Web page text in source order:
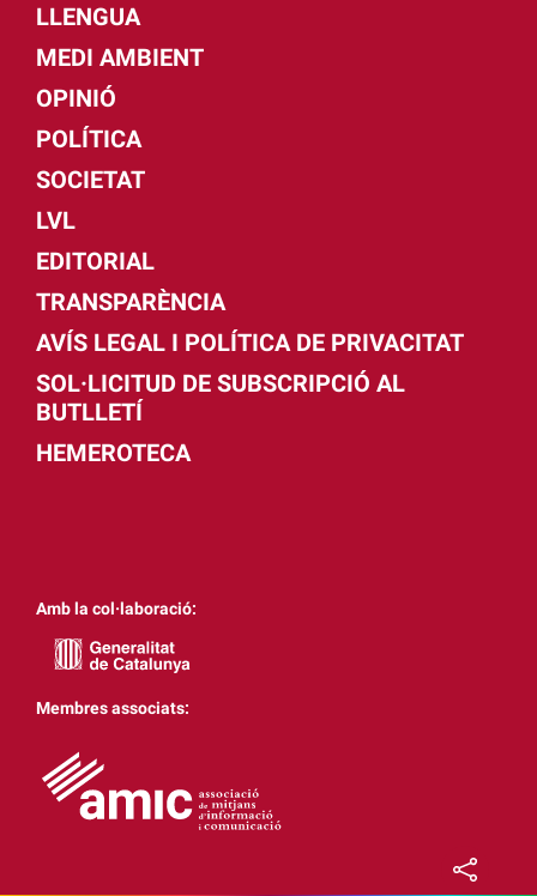
LLENGUA
MEDI AMBIENT
OPINIÓ
POLÍTICA
SOCIETAT
LVL
EDITORIAL
TRANSPARÈNCIA
AVÍS LEGAL I POLÍTICA DE PRIVACITAT
SOL·LICITUD DE SUBSCRIPCIÓ AL
BUTLLETÍ
HEMEROTECA
Amb la col·laboració:
Membres associats: